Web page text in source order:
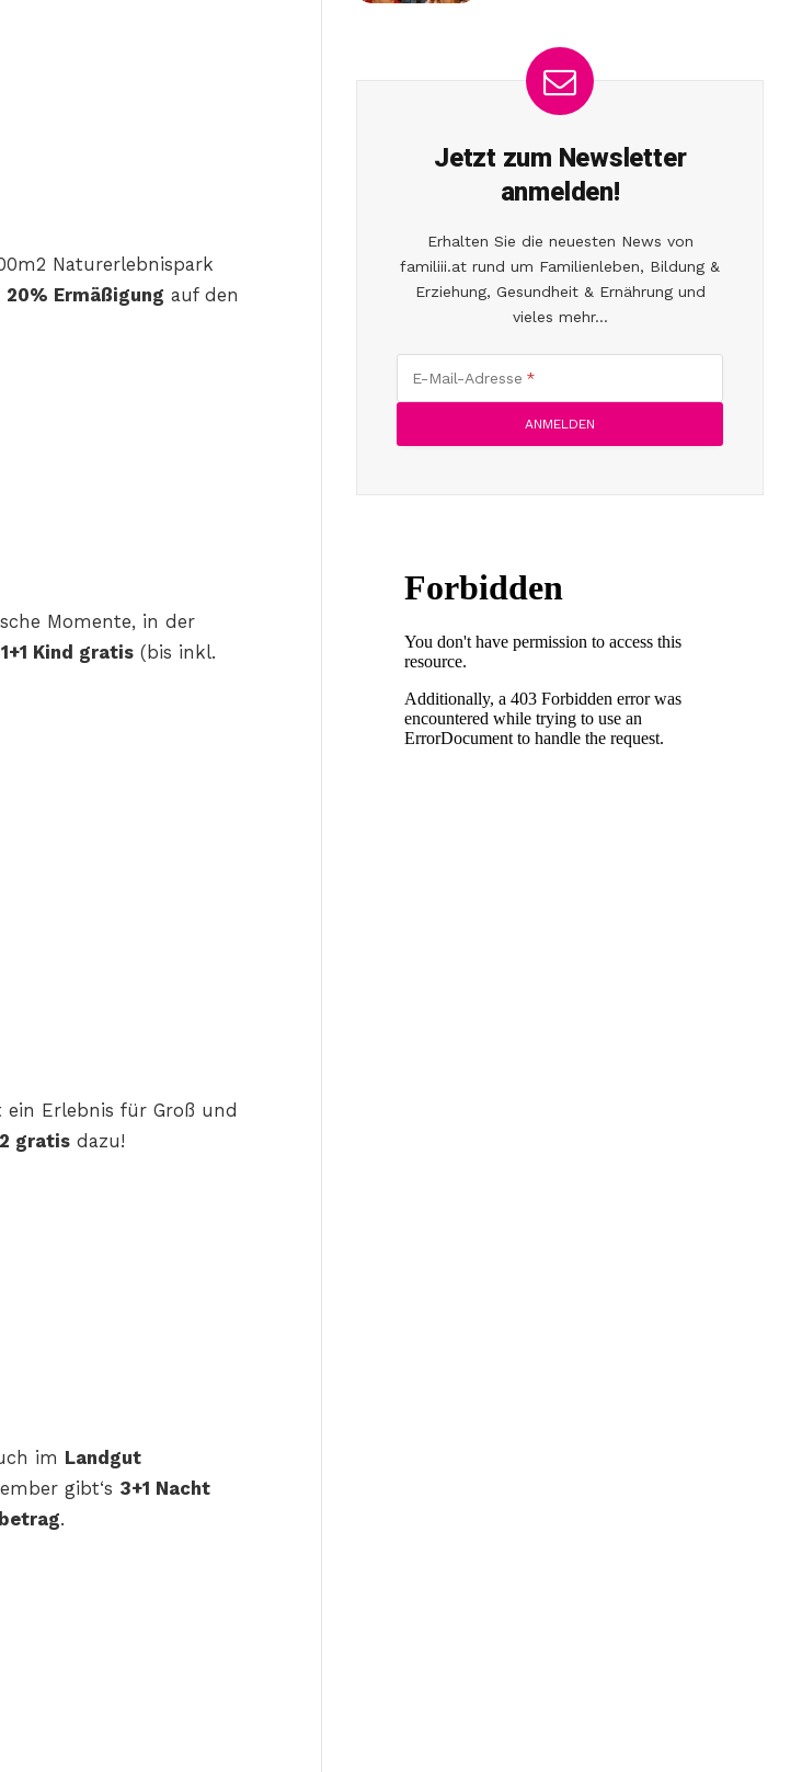
Naturerlebnispark
20% Ermäßigung auf den
Momente, in der
1+1 Kind gratis(bis inkl.
ein Erlebnis für Groß und
gratisdazu!
im Landgut
gibt‘s 3+1 Nacht
.
Jetzt zum Newsletter
anmelden!
Erhalten Sie die neuesten News von
familiii.at rund um Familienleben, Bildung &
Erziehung, Gesundheit & Ernährung und
vieles mehr...
E-Mail-Adresse